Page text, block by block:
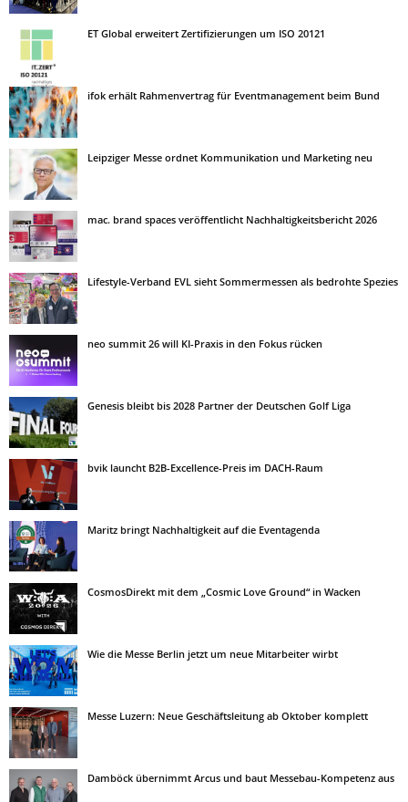
ET Global erweitert Zertifizierungen um ISO 20121
ifok erhält Rahmenvertrag für Eventmanagement beim Bund
Leipziger Messe ordnet Kommunikation und Marketing neu
mac. brand spaces veröffentlicht Nachhaltigkeitsbericht 2026
Lifestyle-Verband EVL sieht Sommermessen als bedrohte Spezies
neo summit 26 will KI-Praxis in den Fokus rücken
Genesis bleibt bis 2028 Partner der Deutschen Golf Liga
bvik launcht B2B-Excellence-Preis im DACH-Raum
Maritz bringt Nachhaltigkeit auf die Eventagenda
CosmosDirekt mit dem „Cosmic Love Ground“ in Wacken
Wie die Messe Berlin jetzt um neue Mitarbeiter wirbt
Messe Luzern: Neue Geschäftsleitung ab Oktober komplett
Damböck übernimmt Arcus und baut Messebau-Kompetenz aus